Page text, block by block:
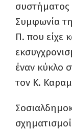
Συμφωνία
Π. που είχε
έναν κύκλο
τον Κ.